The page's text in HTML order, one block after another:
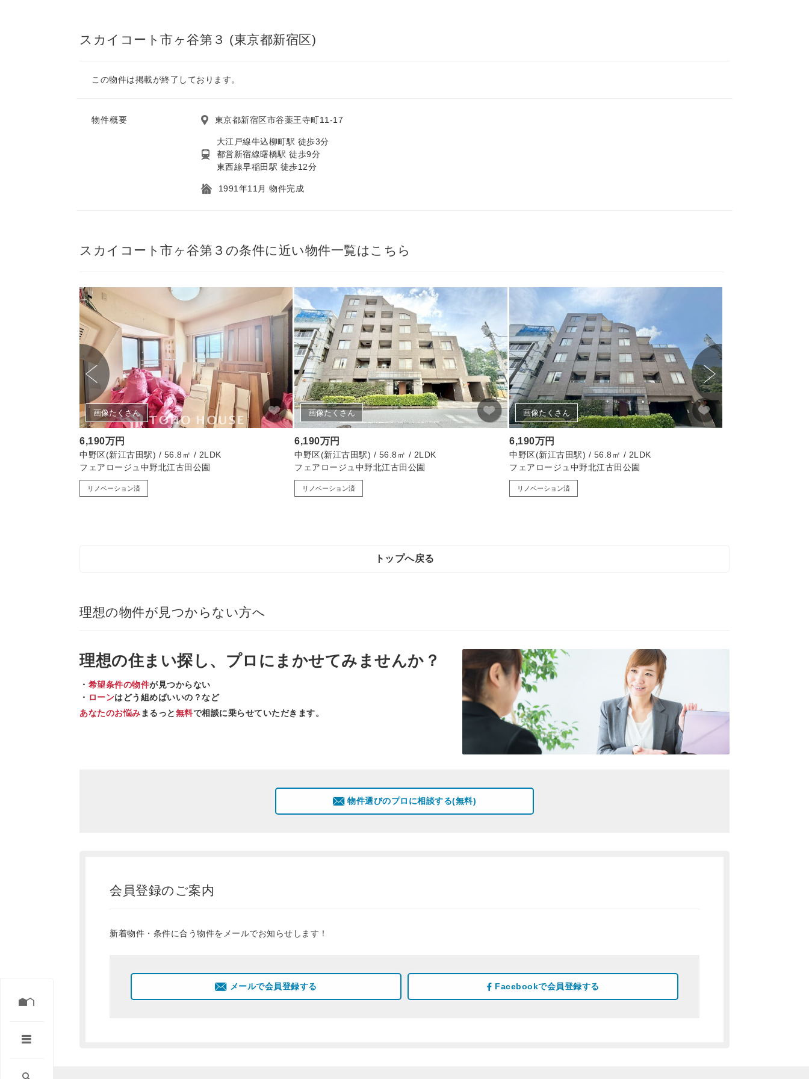
スカイコート市ヶ谷第３ (東京都新宿区)
この物件は掲載が終了しております。
物件概要 東京都新宿区市谷薬王寺町11-17
大江戸線牛込柳町駅 徒歩3分
都営新宿線曙橋駅 徒歩9分
東西線早稲田駅 徒歩12分
1991年11月 物件完成
スカイコート市ヶ谷第３の条件に近い物件一覧はこちら
画像たくさん
6,190万円
中野区(新江古田駅) / 56.8㎡ / 2LDK
フェアロージュ中野北江古田公園
リノベーション済
画像たくさん
6,190万円
中野区(新江古田駅) / 56.8㎡ / 2LDK
フェアロージュ中野北江古田公園
リノベーション済
画像たくさん
6,190万円
中野区(新江古田駅) / 56.8㎡ / 2LDK
フェアロージュ中野北江古田公園
リノベーション済
トップへ戻る
理想の物件が見つからない方へ
理想の住まい探し、 プロ にまかせてみませんか？
・ 希望条件の物件が見つからない
・ ローンはどう組めばいいの？など
あなたのお悩み まるっと無料で相談に乗らせていただきます。
物件選びのプロに相談する(無料)
会員登録のご案内
新着物件・条件に合う物件をメールでお知らせします！
メールで会員登録する Facebookで会員登録する